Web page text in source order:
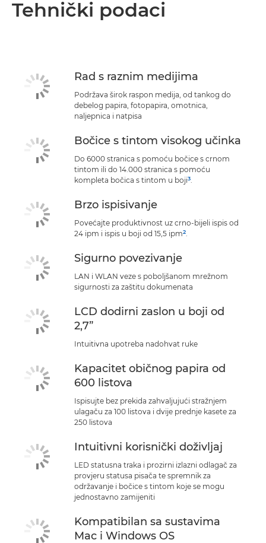
Tehnički podaci
Rad s raznim medijima
Podržava širok raspon medija, od tankog do
debelog papira, fotopapira, omotnica,
naljepnica i natpisa
Bočice s tintom visokog učinka
Do 6000 stranica s pomoću bočice s crnom
tintom ili do 14.000 stranica s pomoću
kompleta bočica s tintom u boji3.
Brzo ispisivanje
Povećajte produktivnost uz crno-bijeli ispis od
24 ipm i ispis u boji od 15,5 ipm2.
Sigurno povezivanje
LAN i WLAN veze s poboljšanom mrežnom
sigurnosti za zaštitu dokumenata
LCD dodirni zaslon u boji od
2,7”
Intuitivna upotreba nadohvat ruke
Kapacitet običnog papira od
600 listova
Ispisujte bez prekida zahvaljujući stražnjem
ulagaču za 100 listova i dvije prednje kasete za
250 listova
Intuitivni korisnički doživljaj
LED statusna traka i prozirni izlazni odlagač za
provjeru statusa pisača te spremnik za
održavanje i bočice s tintom koje se mogu
jednostavno zamijeniti
Kompatibilan sa sustavima
Mac i Windows OS